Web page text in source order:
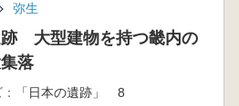
弥生
跡 大型建物を持つ畿内の
落
「日本の遺跡」 8